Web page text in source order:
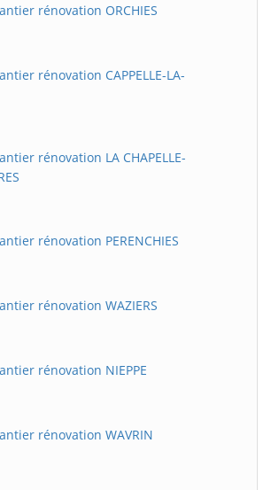
rénovation ORCHIES
rénovation CAPPELLE-LA-
rénovation LA CHAPELLE-
rénovation PERENCHIES
rénovation WAZIERS
rénovation NIEPPE
rénovation WAVRIN